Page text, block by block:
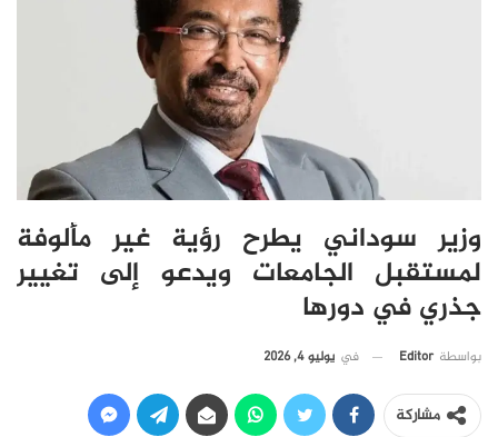
وزير سوداني يطرح رؤية غير مألوفة
لمستقبل الجامعات ويدعو إلى تغيير
جذري في دورها
بواسطة Editor في يوليو 4, 2026
مشاركة